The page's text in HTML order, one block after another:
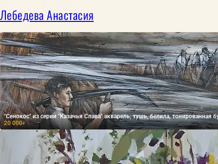
Лебедева Анастасия
"Сенокос" из серии "Казачья Слава" акварель, тушь, белила, тонированная
20 000₽